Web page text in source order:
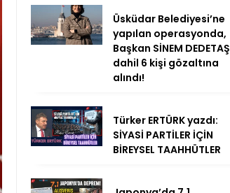
Üsküdar Belediyesi’ne
yapılan operasyonda,
Başkan SİNEM DEDETAŞ
dahil 6 kişi gözaltına
alındı!
Türker ERTÜRK yazdı:
SİYASİ PARTİLER İÇİN
BİREYSEL TAAHHÜTLER